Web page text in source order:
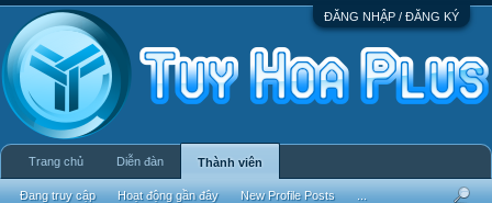
ĐĂNG NHẬP / ĐĂNG KÝ
Trang chủ Diễn đàn Thành viên
Đang truy cập Hoạt động gần đây New Profile Posts ...